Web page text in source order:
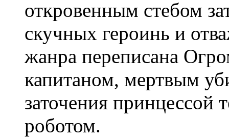
откровенным стебом
скучных героинь и
жанра переписана
капитаном, мертвым
заточения
роботом.